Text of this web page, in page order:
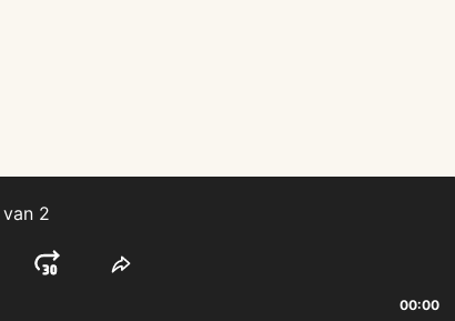
2
RATE
PAUSE
JUMP FORWARD
SHARE THIS EPISODE
00:00